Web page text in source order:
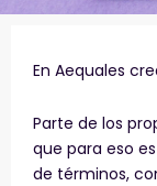
En Aequales
Parte de los
que para eso
de términos,